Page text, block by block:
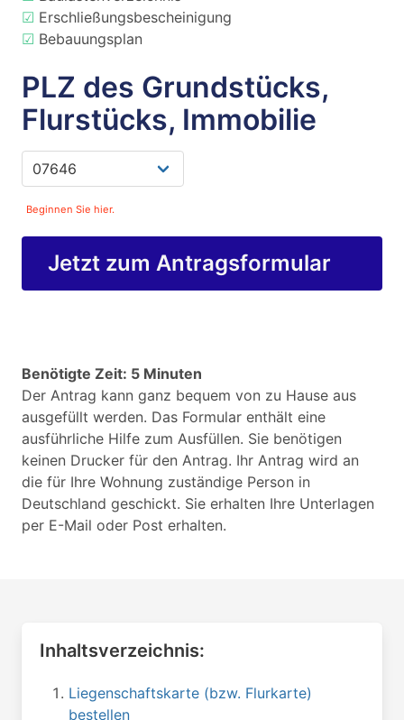
☑ Erschließungsbescheinigung
☑ Bebauungsplan
PLZ des Grundstücks,
Flurstücks, Immobilie
Beginnen Sie hier.
Jetzt zum Antragsformular
Benötigte Zeit: 5 Minuten
Der Antrag kann ganz bequem von zu Hause aus
ausgefüllt werden. Das Formular enthält eine
ausführliche Hilfe zum Ausfüllen. Sie benötigen
keinen Drucker für den Antrag. Ihr Antrag wird an
die für Ihre Wohnung zuständige Person in
Deutschland geschickt. Sie erhalten Ihre Unterlagen
per E-Mail oder Post erhalten.
Inhaltsverzeichnis:
Liegenschaftskarte (bzw. Flurkarte)
bestellen